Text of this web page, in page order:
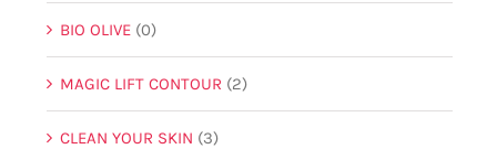
BIO OLIVE (0)
MAGIC LIFT CONTOUR (2)
CLEAN YOUR SKIN (3)